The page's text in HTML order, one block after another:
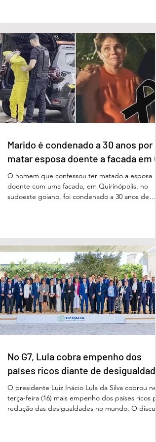
Marido é condenado a 30 anos por
matar esposa doente a facada em
O homem que confessou ter matado a esposa
doente com uma facada, em Quirinópolis, no
sudoeste goiano, foi condenado a 30 anos de
Acidente Vascular Cerebral (AVC) e estava em
condição de fragilidade física. De acordo com o
processo, Cléria foi morta com um único golpe
faca no pescoço, enquanto estava no quarto
repousando, desferido pelo
No G7, Lula cobra empenho dos
países ricos diante de
O presidente Luiz Inácio Lula da Silva cobrou
terça-feira (16) mais empenho dos países ricos
redução das desigualdades no mundo. O